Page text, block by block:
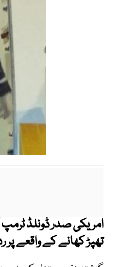
امریکی صدر ڈونلڈ
تھپڑ کھانے کے واقعے